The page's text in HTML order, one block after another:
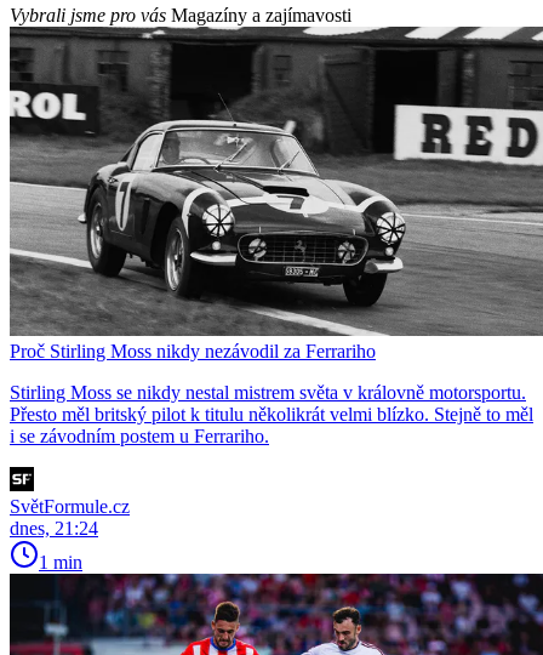
Vybrali jsme pro vás Magazíny a zajímavosti
Proč Stirling Moss nikdy nezávodil za Ferrariho
Stirling Moss se nikdy nestal mistrem světa v královně motorsportu.
Přesto měl britský pilot k titulu několikrát velmi blízko. Stejně to měl
i se závodním postem u Ferrariho.
SvětFormule.cz
dnes, 21:24
1 min